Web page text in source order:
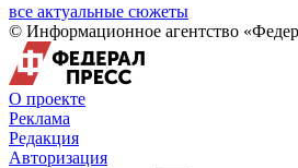
все актуальные сюжеты
© Информационное агентство
О проекте
Реклама
Редакция
Авторизация